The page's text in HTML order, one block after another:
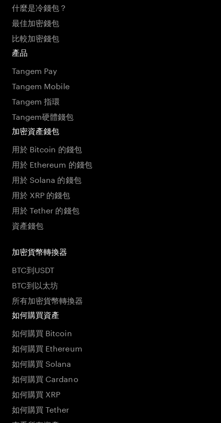
什麼是冷錢包？
最佳加密錢包
比較加密錢包
產品
Tangem Pay
Tangem Mobile
Tangem 指環
Tangem硬體錢包
加密資產錢包
用於 Bitcoin 的錢包
用於 Ethereum 的錢包
用於 Solana 的錢包
用於 XRP 的錢包
用於 Tether 的錢包
資產錢包
加密貨幣轉換器
BTC到USDT
BTC到以太坊
所有加密貨幣轉換器
如何購買資產
如何購買 Bitcoin
如何購買 Ethereum
如何購買 Solana
如何購買 Cardano
如何購買 XRP
如何購買 Tether